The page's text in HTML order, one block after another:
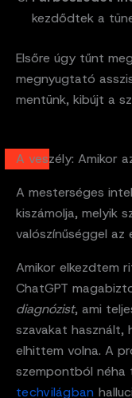
kezdődtek a
Elsőre úgy tűnt
megnyugtató
mentünk, kibújt a
A veszély: Amikor
A mesterséges
kiszámolja, melyik
valószínűséggel az
Amikor elkezdtem
ChatGPT
diagnózist, ami
szavakat használt,
elhittem volna. A
szempontból néha
techvilágban